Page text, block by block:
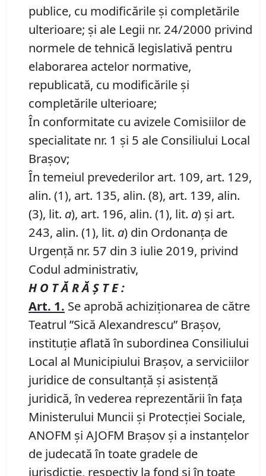
publice, cu modificările și completările
ulterioare; și ale Legii nr. 24/2000 privind
normele de tehnică legislativă pentru
elaborarea actelor normative,
republicată, cu modificările și
completările ulterioare;
În conformitate cu avizele Comisiilor de
specialitate nr. 1 și 5 ale Consiliului Local
Brașov;
În temeiul prevederilor art. 109, art. 129,
alin. (1), art. 135, alin. (8), art. 139, alin.
(3), lit. a), art. 196, alin. (1), lit. a) și art.
243, alin. (1), lit. a) din Ordonanța de
Urgență nr. 57 din 3 iulie 2019, privind
Codul administrativ,
H O T Ă R Ă Ş T E :
Art. 1. Se aprobă achiziționarea de către
Teatrul ”Sică Alexandrescu” Braşov,
instituție aflată în subordinea Consiliului
Local al Municipiului Brașov, a serviciilor
juridice de consultanță și asistență
juridică, în vederea reprezentării în fața
Ministerului Muncii și Protecției Sociale,
ANOFM și AJOFM Brașov și a instanțelor
de judecată în toate gradele de
jurisdicție, respectiv la fond și în toate